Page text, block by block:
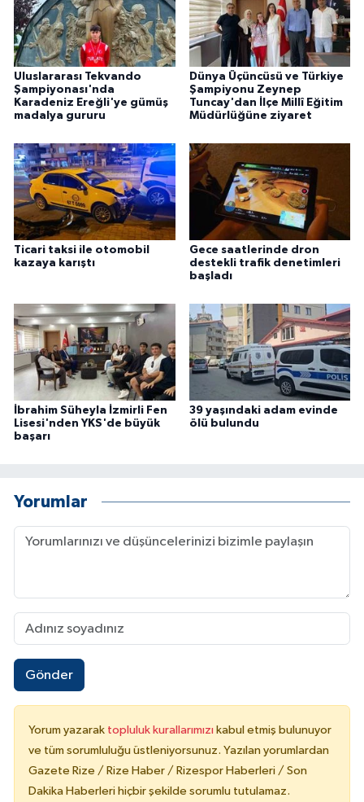
Uluslararası Tekvando
Şampiyonası'nda
Karadeniz Ereğli'ye gümüş
madalya gururu
Dünya Üçüncüsü ve Türkiye
Şampiyonu Zeynep
Tuncay'dan İlçe Millî Eğitim
Müdürlüğüne ziyaret
Ticari taksi ile otomobil
kazaya karıştı
Gece saatlerinde dron
destekli trafik denetimleri
başladı
İbrahim Süheyla İzmirli Fen
Lisesi'nden YKS'de büyük
başarı
39 yaşındaki adam evinde
ölü bulundu
Yorumlar
Gönder
Yorum yazarak topluluk kurallarımızı kabul etmiş bulunuyor
ve tüm sorumluluğu üstleniyorsunuz. Yazılan yorumlardan
Gazete Rize / Rize Haber / Rizespor Haberleri / Son
Dakika Haberleri hiçbir şekilde sorumlu tutulamaz.